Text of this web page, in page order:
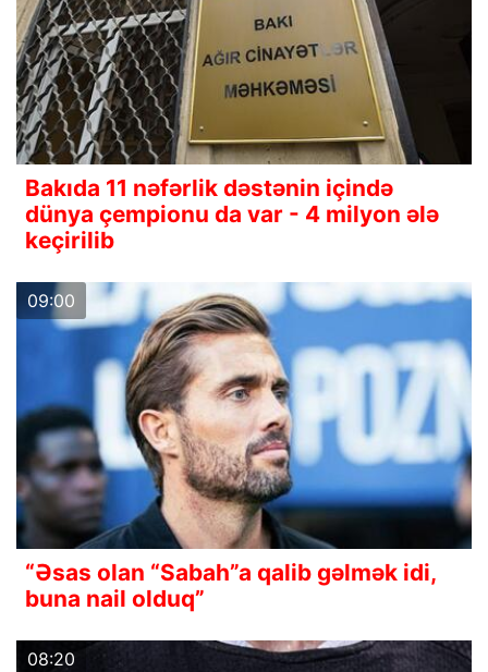
Bakıda 11 nəfərlik dəstənin içində
dünya çempionu da var - 4 milyon ələ
keçirilib
09:00
“Əsas olan “Sabah”a qalib gəlmək idi,
buna nail olduq”
08:20